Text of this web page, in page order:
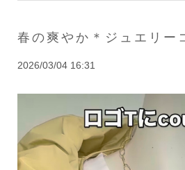
春の爽やか＊ジュエリー
2026/03/04 16:31